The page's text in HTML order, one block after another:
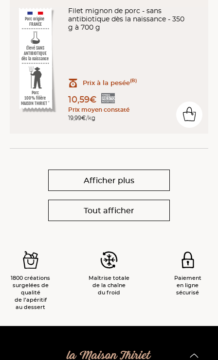
Porc origine
FRANCE
Porc
100% filière
MAISON THIRIET *
Élevé SANS
ANTIBIOTIQUE
dès la naissance
Filet mignon de porc - sans
antibiotique dès la naissance - 350
g à 700 g
Prix à la pesée(B)
10,59€
Prix moyen constaté
19,99€/kg
Afficher plus
Tout afficher
1800 créations
surgelées de
qualité
de l’apéritif
au dessert
Maîtrise totale
de la chaîne
du froid
Paiement
en ligne
sécurisé
la Maison Thiriet